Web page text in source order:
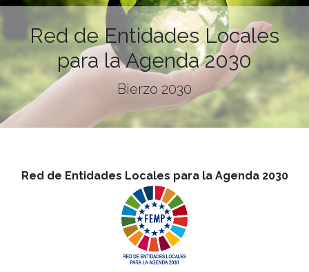
Red de Entidades Locales
para la Agenda 2030
Bierzo 2030
Red de Entidades Locales para la Agenda 2030